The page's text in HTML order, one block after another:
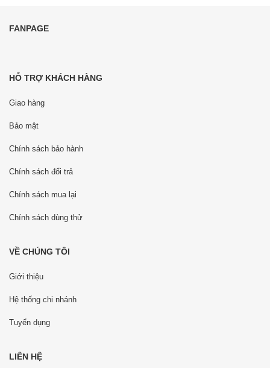
FANPAGE
HỖ TRỢ KHÁCH HÀNG
Giao hàng
Bảo mật
Chính sách bảo hành
Chính sách đổi trả
Chính sách mua lại
Chính sách dùng thử
VỀ CHÚNG TÔI
Giới thiệu
Hệ thống chi nhánh
Tuyển dụng
LIÊN HỆ